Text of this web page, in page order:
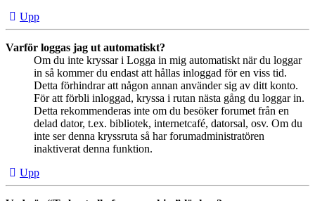
Upp
Varför loggas jag ut automatiskt?
Om du inte kryssar i Logga in mig automatiskt när du loggar
in så kommer du endast att hållas inloggad för en viss tid.
Detta förhindrar att någon annan använder sig av ditt konto.
För att förbli inloggad, kryssa i rutan nästa gång du loggar in.
Detta rekommenderas inte om du besöker forumet från en
delad dator, t.ex. bibliotek, internetcafé, datorsal, osv. Om du
inte ser denna kryssruta så har forumadministratören
inaktiverat denna funktion.
Upp